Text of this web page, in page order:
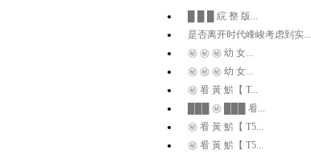
█ █ █ 綄 整 版...
是否离开时代峰峻考虑到实...
㊙️ ㊙️ ㊙️ 幼 女...
㊙️ ㊙️ ㊙️ 幼 女...
㊙️ 㸔 黃 魸【 T...
███ ㊙️ ███ 㸔...
㊙️ 㸔 黃 魸【 T5...
㊙️ 㸔 黃 魸【 T5...